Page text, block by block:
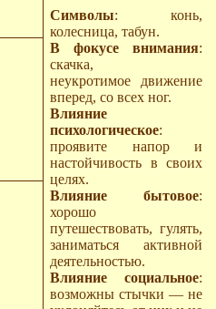
Символы: конь,
колесница, табун.
В фокусе внимания:
скачка,
неукротимое движение
вперед, со всех ног.
Влияние
психологическое:
проявите напор и
настойчивость в своих
целях.
Влияние бытовое:
хорошо
путешествовать, гулять,
заниматься активной
деятельностью.
Влияние социальное:
возможны стычки — не